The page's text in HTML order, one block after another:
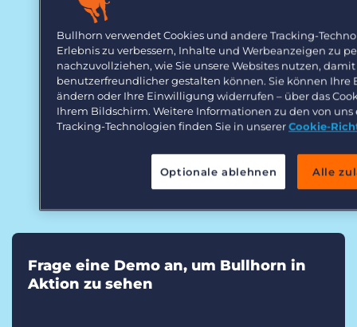
Frage eine Demo an, um Bullhorn in
Aktion zu sehen
Bullhorn verwendet Cookies und andere Tracking-
Erlebnis zu verbessern, Inhalte und Werbeanzeigen zu
nachzuvollziehen, wie Sie unsere Websites nutzen,
benutzerfreundlicher gestalten können. Sie können Ihre
ändern oder Ihre Einwilligung widerrufen – über das
Ihrem Bildschirm. Weitere Informationen zu den von uns
Tracking-Technologien finden Sie in unsererCookie-
Optionale ablehnen Alle